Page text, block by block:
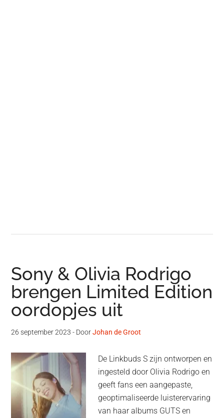
Sony & Olivia Rodrigo
brengen Limited Edition
oordopjes uit
26 september 2023 - DoorJohan de Groot
De Linkbuds S zijn ontworpen en
ingesteld door Olivia Rodrigo en
geeft fans een aangepaste,
geoptimaliseerde luisterervaring
van haar albums GUTS en